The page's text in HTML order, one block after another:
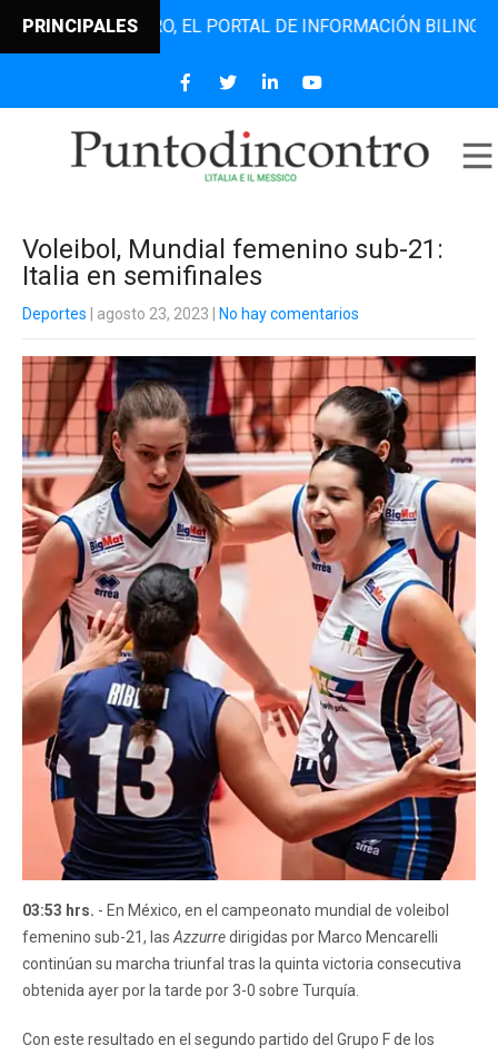
PRINCIPALESEL PORTAL DE INFORMACIÓN BILINGÜE
Voleibol, Mundial femenino sub-21:
Italia en semifinales
Deportes | agosto 23, 2023 No hay comentarios
03:53 hrs. - En México, en el campeonato mundial de voleibol
femenino sub-21, las Azzurredirigidas por Marco Mencarelli
continúan su marcha triunfal tras la quinta victoria consecutiva
obtenida ayer por la tarde por 3-0 sobre Turquía.
Con este resultado en el segundo partido del Grupo F de los